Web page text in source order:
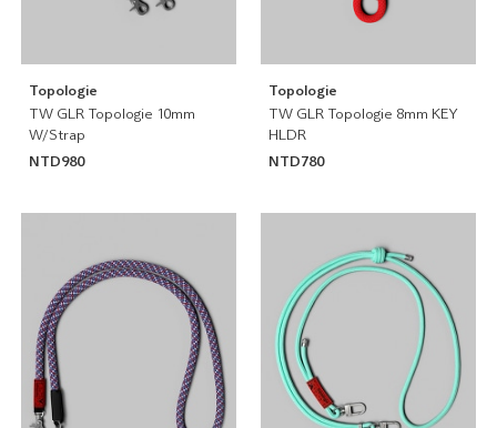
Topologie
TW GLR Topologie 10mm
W/Strap
NTD980
Topologie
TW GLR Topologie 8mm KEY
HLDR
NTD780